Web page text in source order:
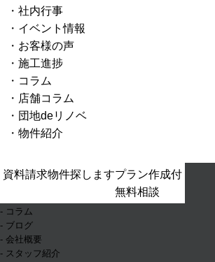
社内行事
イベント情報
お客様の声
施工進捗
コラム
店舗コラム
団地deリノベ
物件紹介
資料請求物件探しますプラン作成付
無料相談
- ホーム
- お知らせ
- コラム
- ブログ
- 会社概要
- スタッフ紹介